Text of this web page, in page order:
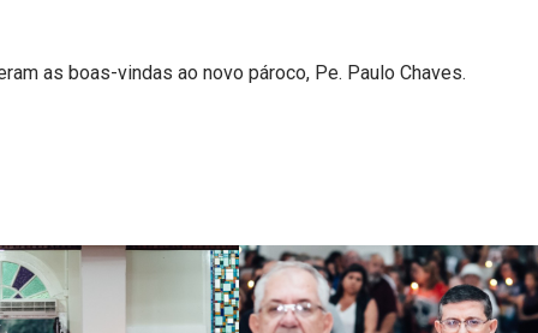
as boas-vindas ao novo pároco, Pe. Paulo Chaves.